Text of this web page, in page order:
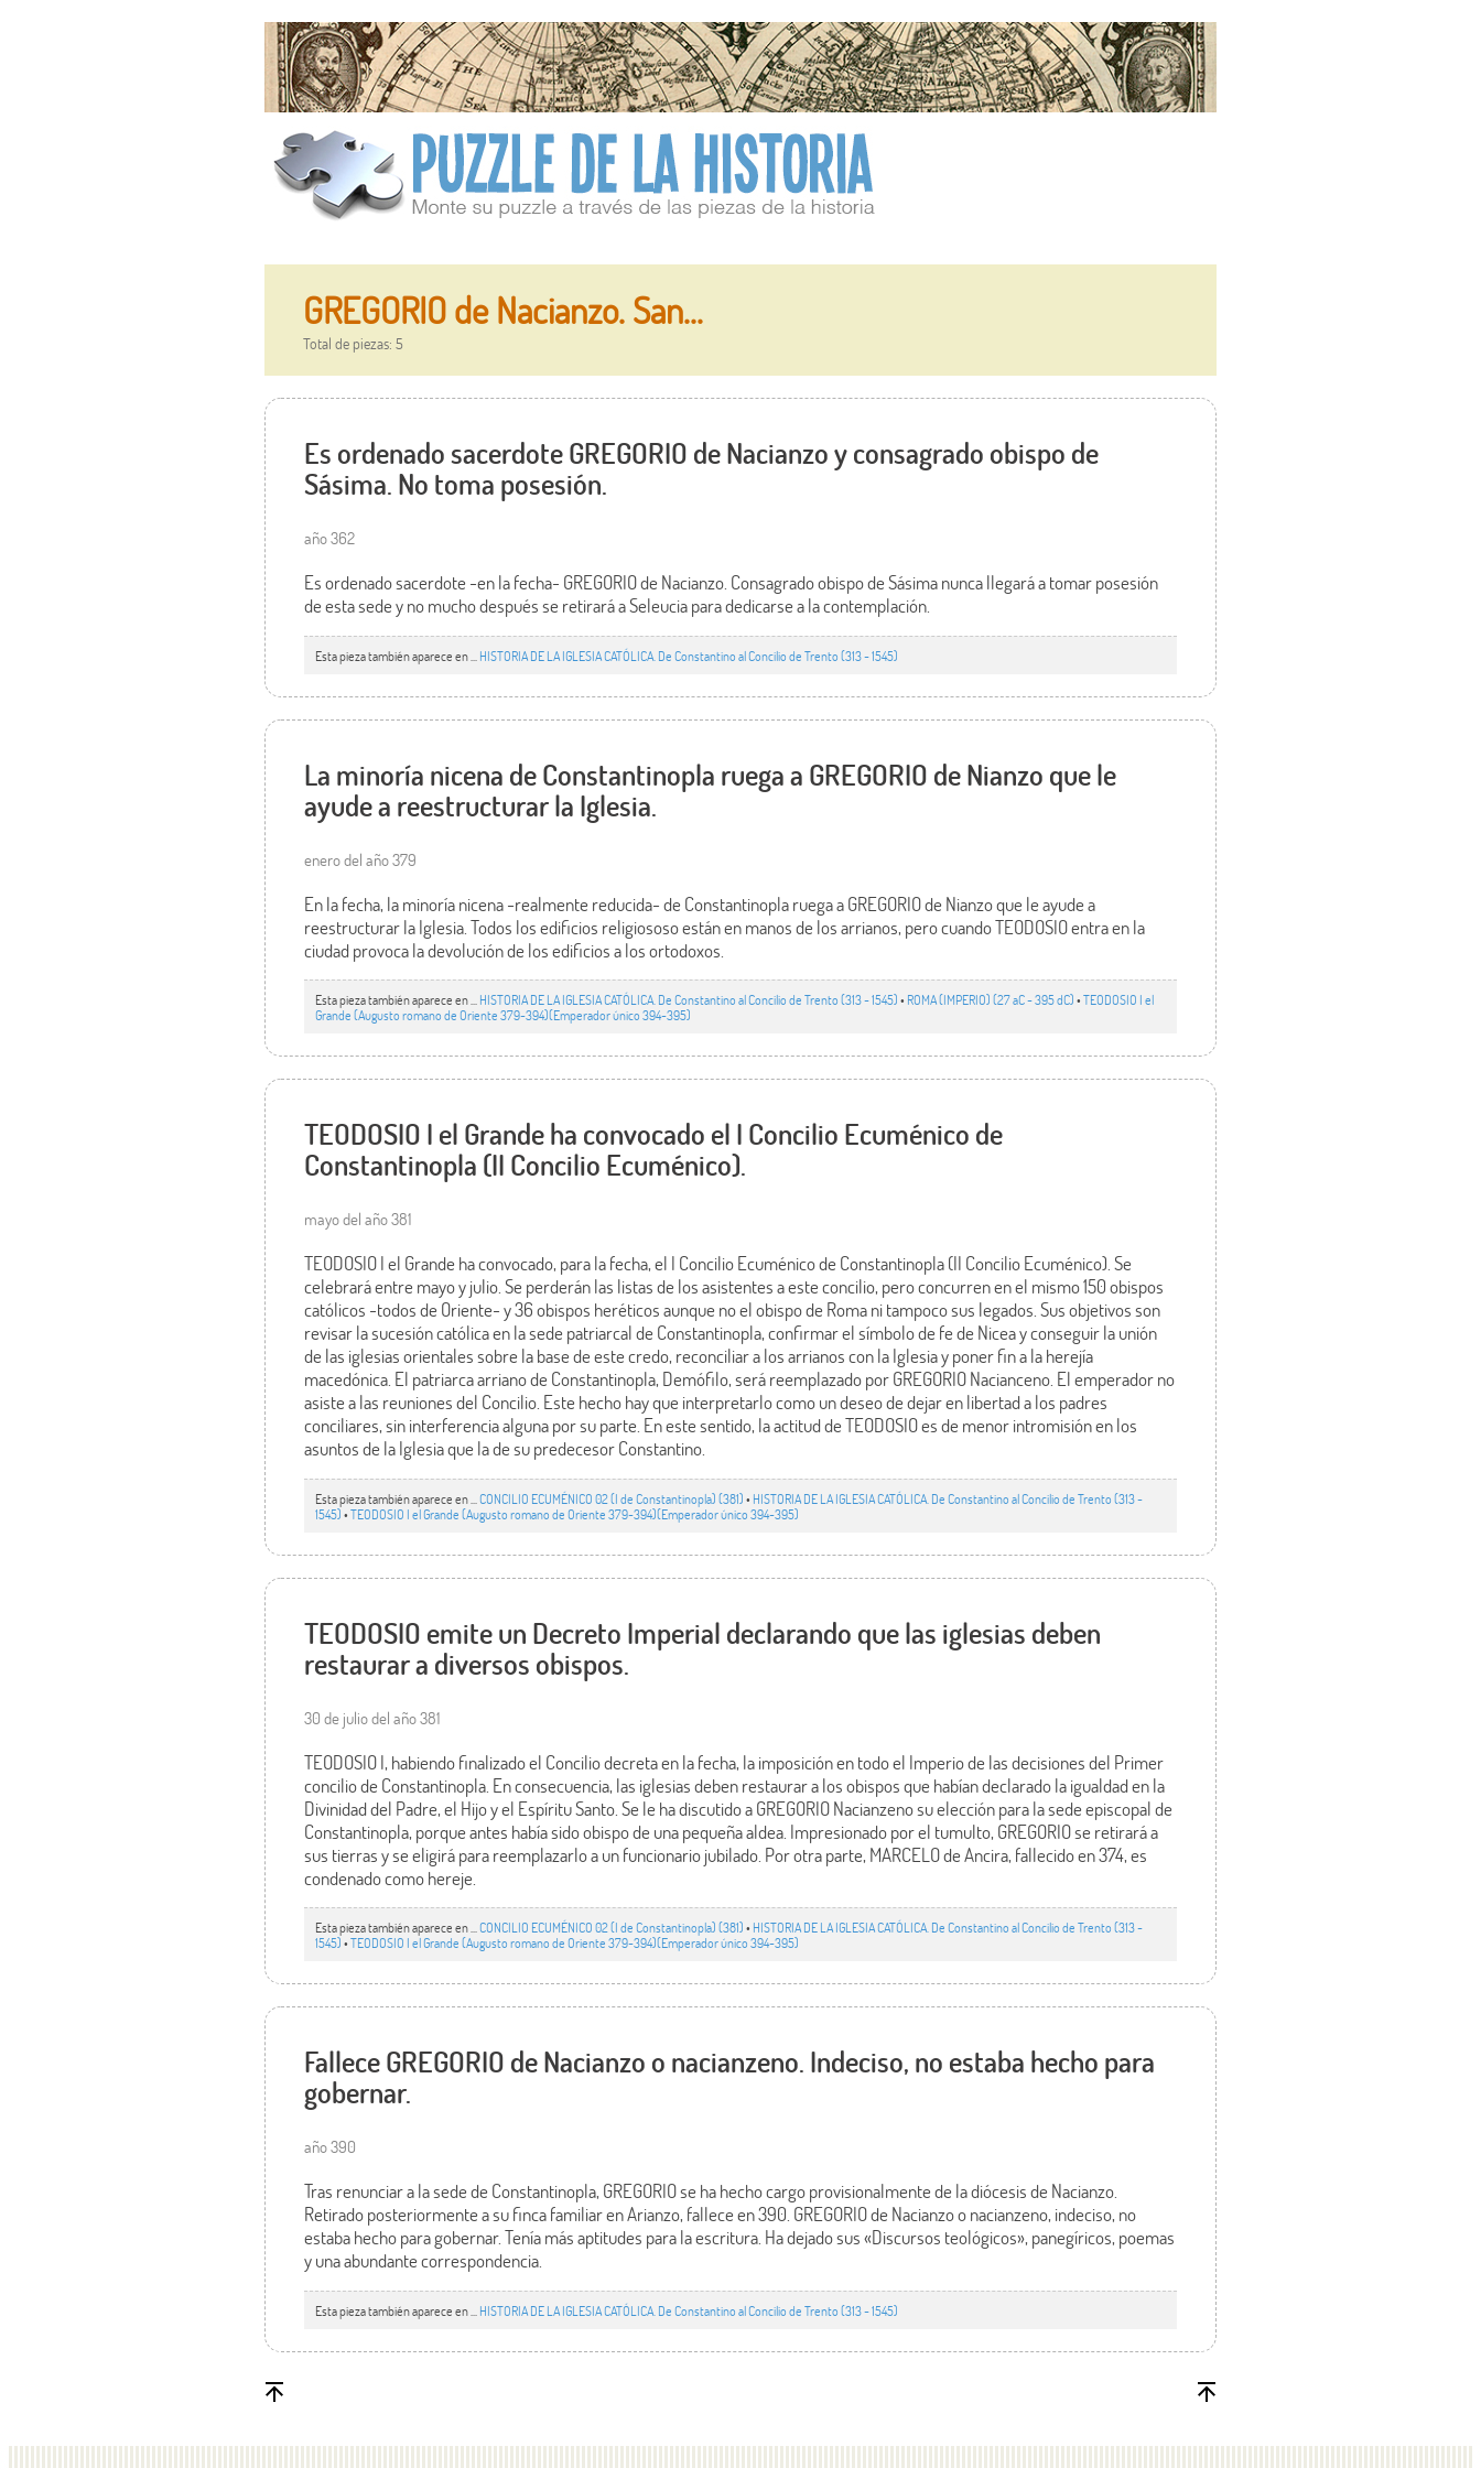
GREGORIO de Nacianzo. San…
Total de piezas: 5
Es ordenado sacerdote GREGORIO de Nacianzo y consagrado obispo de
Sásima. No toma posesión.
año 362
Es ordenado sacerdote -en la fecha- GREGORIO de Nacianzo. Consagrado obispo de Sásima nunca llegará a tomar posesión
de esta sede y no mucho después se retirará a Seleucia para dedicarse a la contemplación.
Esta pieza también aparece en ... HISTORIA DE LA IGLESIA CATÓLICA. De Constantino al Concilio de Trento (313 - 1545)
La minoría nicena de Constantinopla ruega a GREGORIO de Nianzo que le
ayude a reestructurar la Iglesia.
enero del año 379
En la fecha, la minoría nicena -realmente reducida- de Constantinopla ruega a GREGORIO de Nianzo que le ayude a
reestructurar la Iglesia. Todos los edificios religiososo están en manos de los arrianos, pero cuando TEODOSIO entra en la
ciudad provoca la devolución de los edificios a los ortodoxos.
Esta pieza también aparece en ...HISTORIA DE LA IGLESIA CATÓLICA. De Constantino al Concilio de Trento (313 - 1545)• ROMA (IMPERIO) (27 aC - 395 dC)•TEODOSIO I el
Grande (Augusto romano de Oriente 379-394)(Emperador único 394-395)
TEODOSIO I el Grande ha convocado el I Concilio Ecuménico de
Constantinopla (II Concilio Ecuménico).
mayo del año 381
TEODOSIO I el Grande ha convocado, para la fecha, el I Concilio Ecuménico de Constantinopla (II Concilio Ecuménico). Se
celebrará entre mayo y julio. Se perderán las listas de los asistentes a este concilio, pero concurren en el mismo 150 obispos
católicos -todos de Oriente- y 36 obispos heréticos aunque no el obispo de Roma ni tampoco sus legados. Sus objetivos son
revisar la sucesión católica en la sede patriarcal de Constantinopla, confirmar el símbolo de fe de Nicea y conseguir la unión
de las iglesias orientales sobre la base de este credo, reconciliar a los arrianos con la Iglesia y poner fin a la herejía
macedónica. El patriarca arriano de Constantinopla, Demófilo, será reemplazado por GREGORIO Nacianceno. El emperador no
asiste a las reuniones del Concilio. Este hecho hay que interpretarlo como un deseo de dejar en libertad a los padres
conciliares, sin interferencia alguna por su parte. En este sentido, la actitud de TEODOSIO es de menor intromisión en los
asuntos de la Iglesia que la de su predecesor Constantino.
Esta pieza también aparece en ...CONCILIO ECUMÉNICO 02 (I de Constantinopla) (381)• HISTORIA DE LA IGLESIA CATÓLICA. De Constantino al Concilio de Trento (313 -
1545)•TEODOSIO I el Grande (Augusto romano de Oriente 379-394)(Emperador único 394-395)
TEODOSIO emite un Decreto Imperial declarando que las iglesias deben
restaurar a diversos obispos.
30 de julio del año 381
TEODOSIO I, habiendo finalizado el Concilio decreta en la fecha, la imposición en todo el Imperio de las decisiones del Primer
concilio de Constantinopla. En consecuencia, las iglesias deben restaurar a los obispos que habían declarado la igualdad en la
Divinidad del Padre, el Hijo y el Espíritu Santo. Se le ha discutido a GREGORIO Nacianzeno su elección para la sede episcopal de
Constantinopla, porque antes había sido obispo de una pequeña aldea. Impresionado por el tumulto, GREGORIO se retirará a
sus tierras y se eligirá para reemplazarlo a un funcionario jubilado. Por otra parte, MARCELO de Ancira, fallecido en 374, es
condenado como hereje.
Esta pieza también aparece en ...CONCILIO ECUMÉNICO 02 (I de Constantinopla) (381)• HISTORIA DE LA IGLESIA CATÓLICA. De Constantino al Concilio de Trento (313 -
1545)•TEODOSIO I el Grande (Augusto romano de Oriente 379-394)(Emperador único 394-395)
Fallece GREGORIO de Nacianzo o nacianzeno. Indeciso, no estaba hecho para
gobernar.
año 390
Tras renunciar a la sede de Constantinopla, GREGORIO se ha hecho cargo provisionalmente de la diócesis de Nacianzo.
Retirado posteriormente a su finca familiar en Arianzo, fallece en 390. GREGORIO de Nacianzo o nacianzeno, indeciso, no
estaba hecho para gobernar. Tenía más aptitudes para la escritura. Ha dejado sus «Discursos teológicos», panegíricos, poemas
y una abundante correspondencia.
Esta pieza también aparece en ... HISTORIA DE LA IGLESIA CATÓLICA. De Constantino al Concilio de Trento (313 - 1545)